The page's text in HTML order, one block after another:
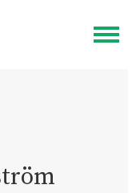
Visa
meny